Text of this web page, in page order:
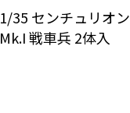
1/35 センチュリオン
Mk.I 戦車兵 2体入